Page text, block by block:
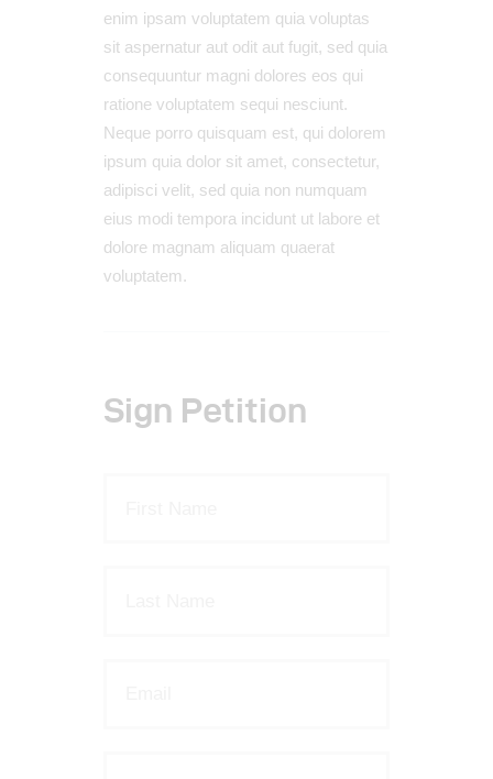
enim ipsam voluptatem quia voluptas
sit aspernatur aut odit aut fugit, sed quia
consequuntur magni dolores eos qui
ratione voluptatem sequi nesciunt.
Neque porro quisquam est, qui dolorem
ipsum quia dolor sit amet, consectetur,
adipisci velit, sed quia non numquam
eius modi tempora incidunt ut labore et
dolore magnam aliquam quaerat
voluptatem.
Sign Petition